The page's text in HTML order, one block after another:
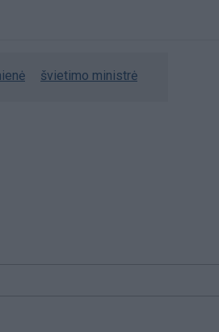
švietimo ministrė